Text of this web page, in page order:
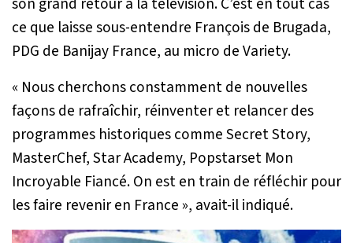
ce que laisse sous-entendre François de Brugada,
PDG de Banijay France, au micro de Variety.
« Nous cherchons constamment de nouvelles
façons de rafraîchir, réinventer et relancer des
programmes historiques comme Secret Story,
MasterChef, Star Academy, Popstarset Mon
Incroyable Fiancé. On est en train de réfléchir pour
les faire revenir en France », avait-il indiqué.